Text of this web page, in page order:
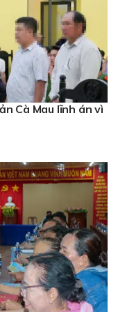
Cà Mau lĩnh án vì